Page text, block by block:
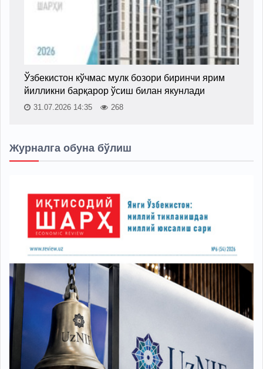
Ўзбекистон кўчмас мулк бозори биринчи ярим
йилликни барқарор ўсиш билан якунлади
31.07.2026 14:35 268
Журналга обуна бўлиш